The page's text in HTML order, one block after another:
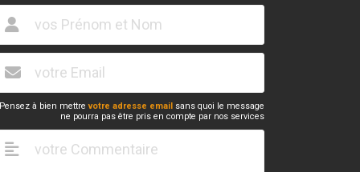
Pensez à bien mettrevotre adresse email sans quoi le message
ne pourra pas être pris en compte par nos services